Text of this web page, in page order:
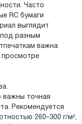
Часто
RC бумаги
выглядит
разным
важна
просмотре
важны точная
Рекомендуется
260–300 г/м²,